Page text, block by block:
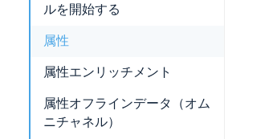
ルを開始する
属性
属性エンリッチメント
属性オフラインデータ（オム
ニチャネル）